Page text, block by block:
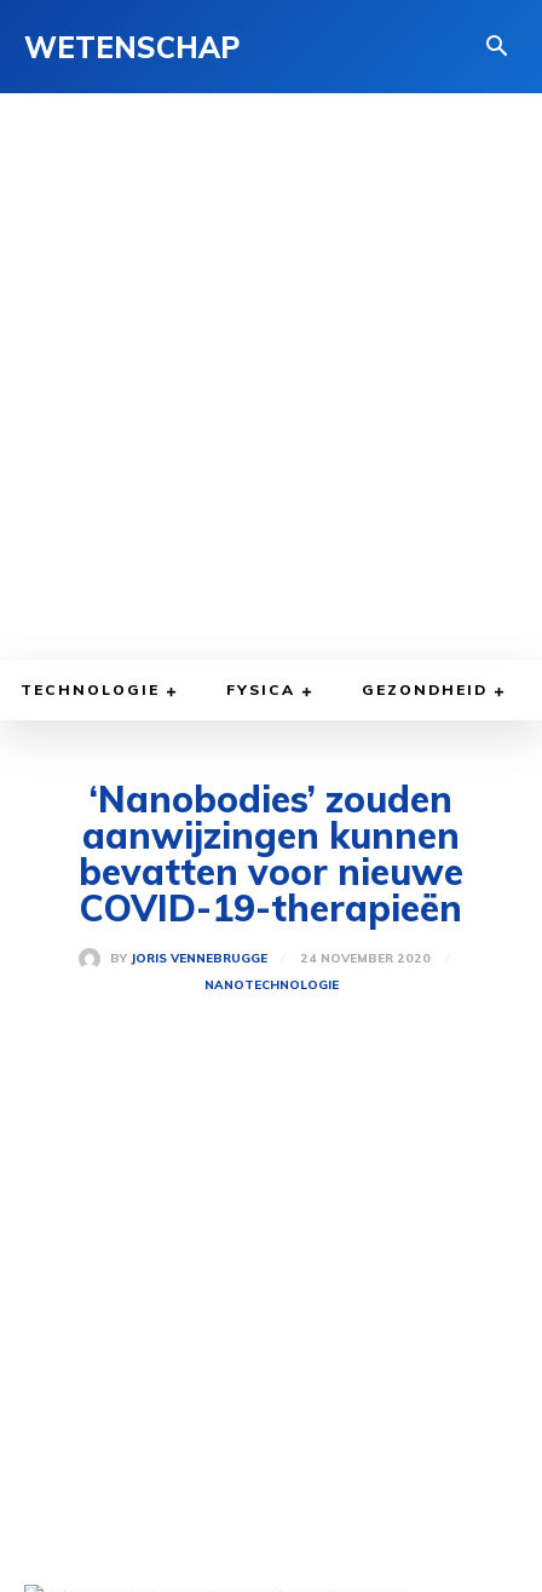
WETENSCHAP
TECHNOLOGIE FYSICA GEZONDHEID
‘Nanobodies’ zouden
aanwijzingen kunnen
bevatten voor nieuwe
COVID-19-therapieën
BY JORIS VENNEBRUGGE
24 NOVEMBER 2020
NANOTECHNOLOGIE